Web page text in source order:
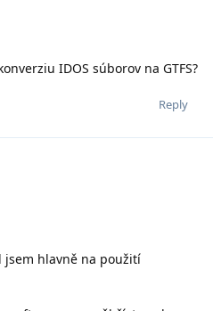
IDOS súborov na GTFS?
Reply
jsem hlavně na použití